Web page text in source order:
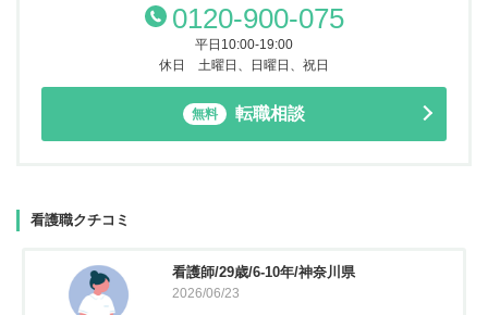
0120-900-075
平日10:00-19:00
休日 土曜日、日曜日、祝日
無料 転職相談
看護職クチコミ
看護師/29歳/6-10年/神奈川県
2026/06/23